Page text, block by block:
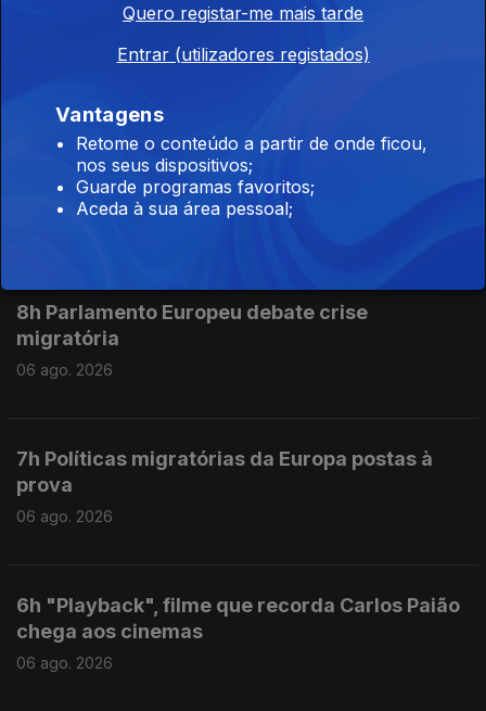
10h Mau tempo na Ilha da Terceira
9h Os 60 anos da Ponte 25 de Abril
8h Parlamento Europeu debate crise
migratória
06 ago. 2026
7h Políticas migratórias da Europa postas à
prova
06 ago. 2026
6h "Playback", filme que recorda Carlos Paião
chega aos cinemas
06 ago. 2026
Quero registar-me mais tarde
Entrar (utilizadores registados)
Vantagens
Retome o conteúdo a partir de onde ficou,
nos seus dispositivos;
Guarde programas favoritos;
Aceda à sua área pessoal;